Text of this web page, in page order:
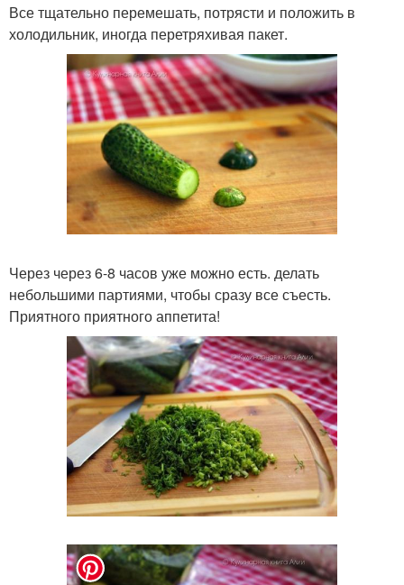
Все тщательно перемешать, потрясти и положить в
холодильник, иногда перетряхивая пакет.
Через через 6-8 часов уже можно есть. делать
небольшими партиями, чтобы сразу все съесть.
Приятного приятного аппетита!